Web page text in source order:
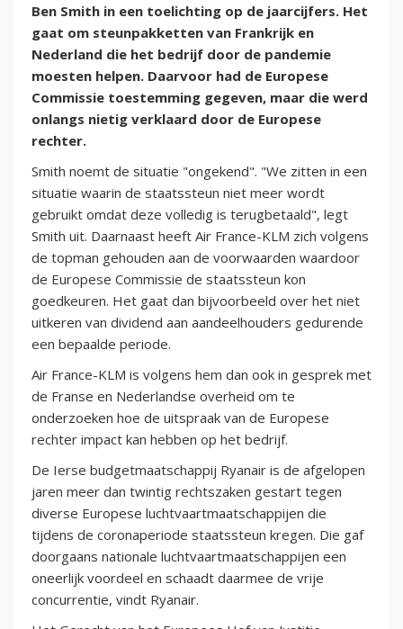
Ben Smith in een toelichting op de jaarcijfers. Het
gaat om steunpakketten van Frankrijk en
Nederland die het bedrijf door de pandemie
moesten helpen. Daarvoor had de Europese
Commissie toestemming gegeven, maar die werd
onlangs nietig verklaard door de Europese
rechter.
Smith noemt de situatie "ongekend". "We zitten in een
situatie waarin de staatssteun niet meer wordt
gebruikt omdat deze volledig is terugbetaald", legt
Smith uit. Daarnaast heeft Air France-KLM zich volgens
de topman gehouden aan de voorwaarden waardoor
de Europese Commissie de staatssteun kon
goedkeuren. Het gaat dan bijvoorbeeld over het niet
uitkeren van dividend aan aandeelhouders gedurende
een bepaalde periode.
Air France-KLM is volgens hem dan ook in gesprek met
de Franse en Nederlandse overheid om te
onderzoeken hoe de uitspraak van de Europese
rechter impact kan hebben op het bedrijf.
De Ierse budgetmaatschappij Ryanair is de afgelopen
jaren meer dan twintig rechtszaken gestart tegen
diverse Europese luchtvaartmaatschappijen die
tijdens de coronaperiode staatssteun kregen. Die gaf
doorgaans nationale luchtvaartmaatschappijen een
oneerlijk voordeel en schaadt daarmee de vrije
concurrentie, vindt Ryanair.